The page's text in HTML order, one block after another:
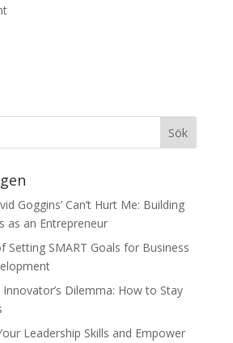
Goggins’ Can’t Hurt Me: Building
as an Entrepreneur
Setting SMART Goals for Business
Dilemma: How to Stay
Leadership Skills and Empower